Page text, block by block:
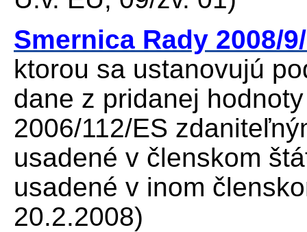
Smernica Rady 2008/
ktorou sa ustanovujú
dane z pridanej
2006/112/ES
usadené v členskom
usadené v inom
20.2.2008)